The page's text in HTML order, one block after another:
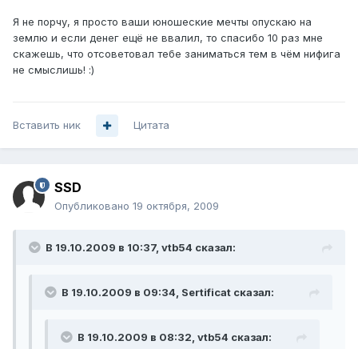
Я не порчу, я просто ваши юношеские мечты опускаю на
землю и если денег ещё не ввалил, то спасибо 10 раз мне
скажешь, что отсоветовал тебе заниматься тем в чём нифига
не смыслишь! :)
Вставить ник Цитата
SSD
Опубликовано 19 октября, 2009
В 19.10.2009 в 10:37, vtb54 сказал:
В 19.10.2009 в 09:34, Sertificat сказал:
В 19.10.2009 в 08:32, vtb54 сказал: